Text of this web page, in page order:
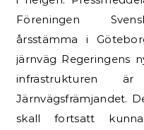
Föreningen
årsstämma i
järnväg Regeringens
infrastrukturen
Järnvägsfrämjandet.
skall fortsatt